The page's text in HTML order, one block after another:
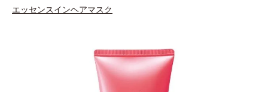
エッセンスインヘアマスク